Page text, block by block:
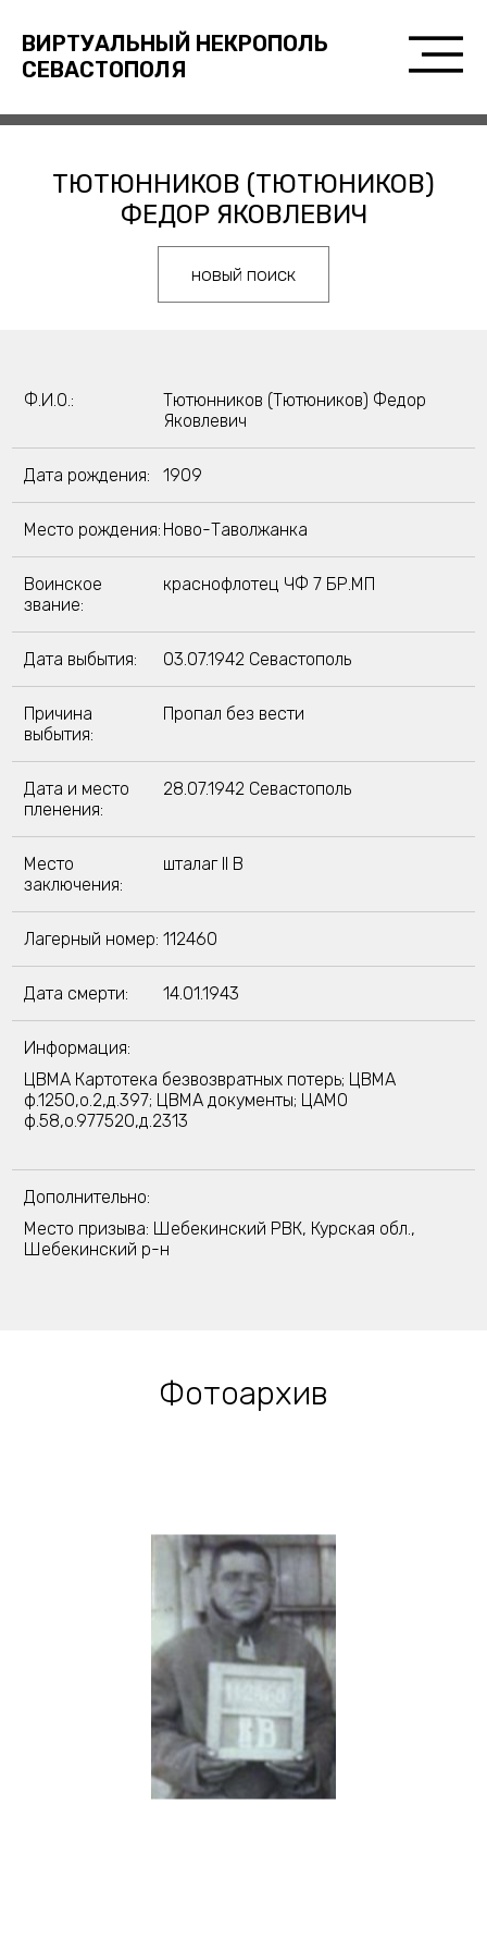
ВИРТУАЛЬНЫЙ НЕКРОПОЛЬ
СЕВАСТОПОЛЯ
ТЮТЮННИКОВ (ТЮТЮНИКОВ)
ФЕДОР ЯКОВЛЕВИЧ
новый поиск
Ф.И.О.:
Тютюнников (Тютюников) Федор
Яковлевич
Дата рождения: 1909
Место рождения: Ново-Таволжанка
Воинское
звание:
краснофлотец ЧФ 7 БР.МП
Дата выбытия: 03.07.1942 Севастополь
Причина
выбытия:
Пропал без вести
Дата и место
пленения:
28.07.1942 Севастополь
Место
заключения:
шталаг II B
Лагерный номер: 112460
Дата смерти: 14.01.1943
Информация:
ЦВМА Картотека безвозвратных потерь; ЦВМА
ф.1250,о.2,д.397; ЦВМА документы; ЦАМО
ф.58,о.977520,д.2313
Дополнительно:
Место призыва: Шебекинский РВК, Курская обл.,
Шебекинский р-н
Фотоархив